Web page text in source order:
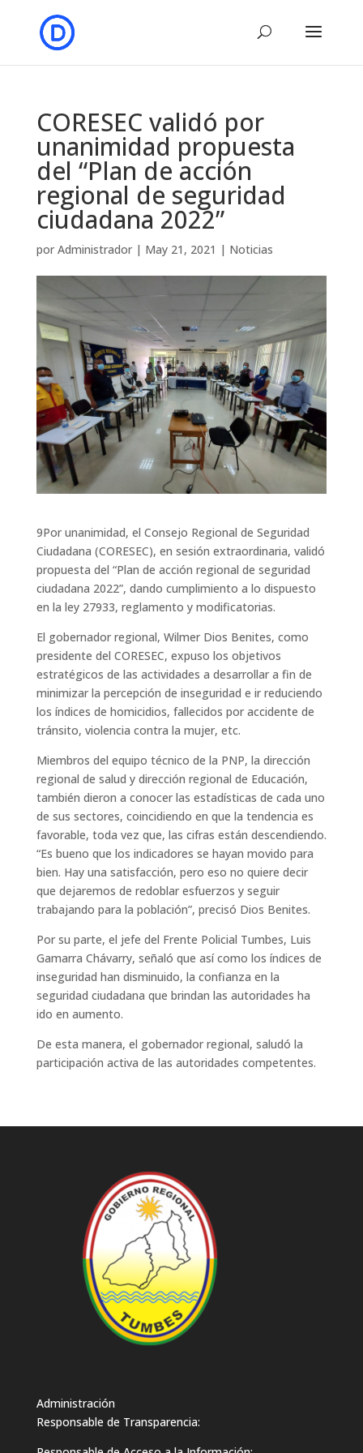
CORESEC validó por
unanimidad propuesta
del “Plan de acción
regional de seguridad
ciudadana 2022”
por Administrador| May 21, 2021 | Noticias
9Por unanimidad, el Consejo Regional de Seguridad
Ciudadana (CORESEC), en sesión extraordinaria, validó
propuesta del “Plan de acción regional de seguridad
ciudadana 2022”, dando cumplimiento a lo dispuesto
en la ley 27933, reglamento y modificatorias.
El gobernador regional, Wilmer Dios Benites, como
presidente del CORESEC, expuso los objetivos
estratégicos de las actividades a desarrollar a fin de
minimizar la percepción de inseguridad e ir reduciendo
los índices de homicidios, fallecidos por accidente de
tránsito, violencia contra la mujer, etc.
Miembros del equipo técnico de la PNP, la dirección
regional de salud y dirección regional de Educación,
también dieron a conocer las estadísticas de cada uno
de sus sectores, coincidiendo en que la tendencia es
favorable, toda vez que, las cifras están descendiendo.
“Es bueno que los indicadores se hayan movido para
bien. Hay una satisfacción, pero eso no quiere decir
que dejaremos de redoblar esfuerzos y seguir
trabajando para la población”, precisó Dios Benites.
Por su parte, el jefe del Frente Policial Tumbes, Luis
Gamarra Chávarry, señaló que así como los índices de
inseguridad han disminuido, la confianza en la
seguridad ciudadana que brindan las autoridades ha
ido en aumento.
De esta manera, el gobernador regional, saludó la
participación activa de las autoridades competentes.
Administración
Responsable de Transparencia: